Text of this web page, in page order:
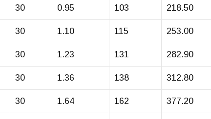
30 0.95 103 218.50
30 1.10 115 253.00
30 1.23 131 282.90
30 1.36 138 312.80
30 1.64 162 377.20